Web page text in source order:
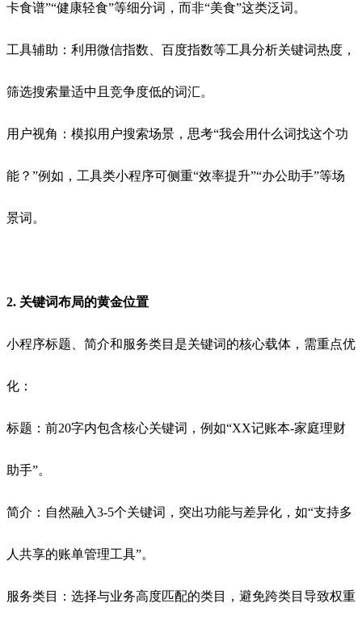
卡食谱”“健康轻食”等细分词，而非“美食”这类泛词。
工具辅助：利用微信指数、百度指数等工具分析关键词热度，
筛选搜索量适中且竞争度低的词汇。
用户视角：模拟用户搜索场景，思考“我会用什么词找这个功
能？”例如，工具类小程序可侧重“效率提升”“办公助手”等场
景词。
2. 关键词布局的黄金位置
小程序标题、简介和服务类目是关键词的核心载体，需重点优
化：
标题：前20字内包含核心关键词，例如“XX记账本-家庭理财
助手”。
简介：自然融入3-5个关键词，突出功能与差异化，如“支持多
人共享的账单管理工具”。
服务类目：选择与业务高度匹配的类目，避免跨类目导致权重